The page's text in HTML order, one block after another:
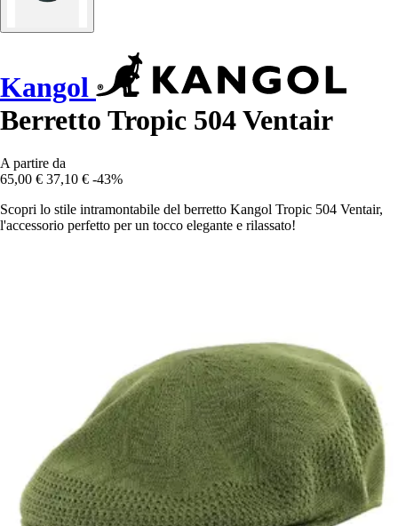
Kangol
Berretto Tropic 504 Ventair
A partire da
65,00 € 37,10 € -43%
Scopri lo stile intramontabile del berretto Kangol Tropic 504 Ventair,
l'accessorio perfetto per un tocco elegante e rilassato!